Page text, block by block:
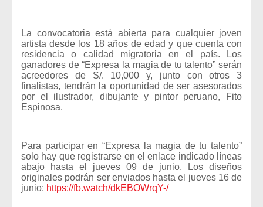
La convocatoria está abierta para cualquier joven
artista desde los 18 años de edad y que cuenta con
residencia o calidad migratoria en el país. Los
ganadores de “Expresa la magia de tu talento” serán
acreedores de S/. 10,000 y, junto con otros 3
finalistas, tendrán la oportunidad de ser asesorados
por el ilustrador, dibujante y pintor peruano, Fito
Espinosa.
Para participar en “Expresa la magia de tu talento”
solo hay que registrarse en el enlace indicado líneas
abajo hasta el jueves 09 de junio. Los diseños
originales podrán ser enviados hasta el jueves 16 de
junio: https://fb.watch/dkEBOWrqY-/